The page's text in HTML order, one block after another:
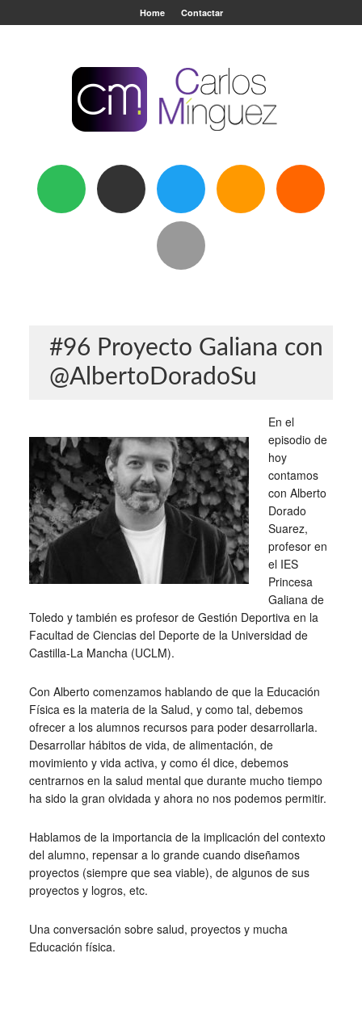
Home Contactar
#96 Proyecto Galiana con
@AlbertoDoradoSu
En el
episodio de
hoy
contamos
con Alberto
Dorado
Suarez,
profesor en
el IES
Princesa
Galiana de
Toledo y también es profesor de Gestión Deportiva en la
Facultad de Ciencias del Deporte de la Universidad de
Castilla-La Mancha (UCLM).
Con Alberto comenzamos hablando de que la Educación
Física es la materia de la Salud, y como tal, debemos
ofrecer a los alumnos recursos para poder desarrollarla.
Desarrollar hábitos de vida, de alimentación, de
movimiento y vida activa, y como él dice, debemos
centrarnos en la salud mental que durante mucho tiempo
ha sido la gran olvidada y ahora no nos podemos permitir.
Hablamos de la importancia de la implicación del contexto
del alumno, repensar a lo grande cuando diseñamos
proyectos (siempre que sea viable), de algunos de sus
proyectos y logros, etc.
Una conversación sobre salud, proyectos y mucha
Educación física.